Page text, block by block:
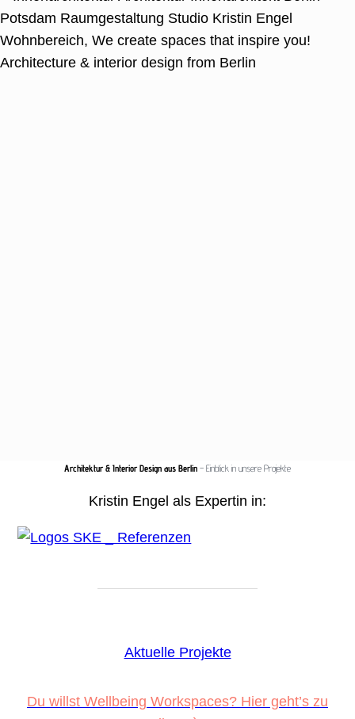
Architektur & Interior Design aus Berlin – Einblick in unsere Projekte
Kristin Engel als Expertin in:
Aktuelle Projekte
Du willst Wellbeing Workspaces? Hier geht’s zu